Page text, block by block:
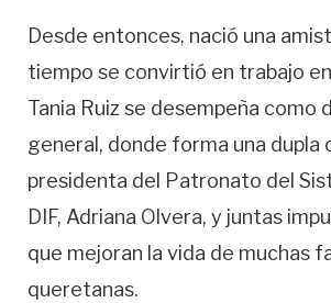
Desde entonces, nació una
tiempo se convirtió en trabajo
Tania Ruiz se desempeña como
general, donde forma una dupla
presidenta del Patronato del
DIF, Adriana Olvera, y juntas
que mejoran la vida de muchas
queretanas.